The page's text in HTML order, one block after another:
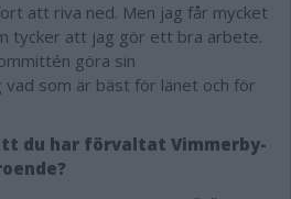
att riva ned. Men jag får mycket
tycker att jag gör ett bra arbete.
göra sin
vad som är bäst för länet och för
du har förvaltat Vimmerby-